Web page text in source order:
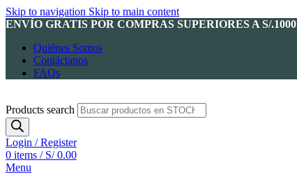
Skip to navigation Skip to main content
ENVÍO GRATIS POR COMPRAS SUPERIORES A S/.1000
Quiénes Somos
Contáctanos
FAQs
Products search
Login / Register
0 items / S/0.00
Menu